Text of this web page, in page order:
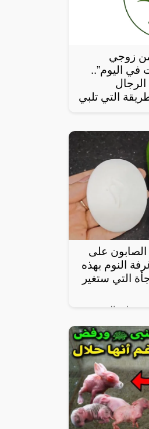
زوجي
من 10 مرات في اليوم”..
التي تلبي
بالعلاقة
مشروعة أو
هذا المقال
على
النوم بهذه
التي ستغير
المحببة
خالي من
وله فوائد كثيرة
كما